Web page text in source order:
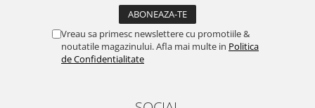
Vreau sa primesc newslettere cu promotiile &
noutatile magazinului. Afla mai multe in Politica
de Confidentialitate